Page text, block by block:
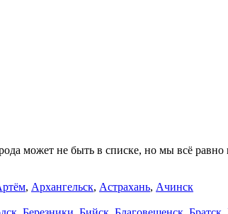
может не быть в списке, но мы всё равно
, Архангельск, Астрахань, Ачинск